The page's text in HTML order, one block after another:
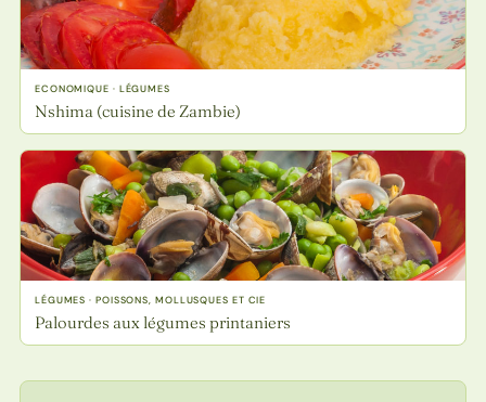
ECONOMIQUE · LÉGUMES
Nshima (cuisine de Zambie)
LÉGUMES · POISSONS, MOLLUSQUES ET CIE
Palourdes aux légumes printaniers